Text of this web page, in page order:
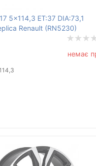
5x114,3 ET:37 DIA:73,1
Renault (RN5230)
немає